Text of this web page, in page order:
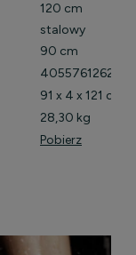
120 cm
stalowy
90 cm
91 x 4 x 121 cm
28,30 kg
Pobierz